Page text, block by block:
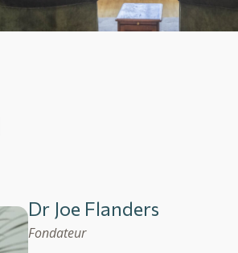
Dr Joe Flanders
Fondateur